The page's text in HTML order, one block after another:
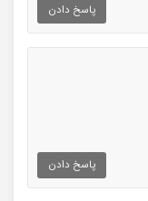
پاسخ دادن
پاسخ دادن